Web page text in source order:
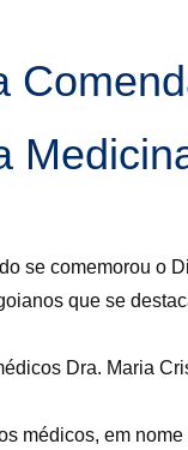
se comemorou o
que se
Dra. Maria
médicos, em